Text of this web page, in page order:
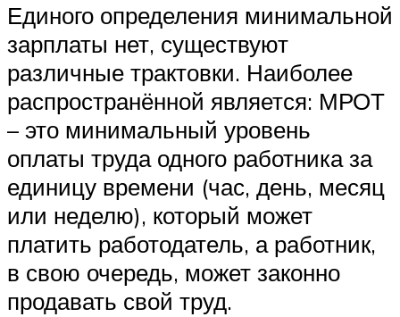
Единого определения минимальной
зарплаты нет, существуют
различные трактовки. Наиболее
распространённой является: МРОТ
– это минимальный уровень
оплаты труда одного работника за
единицу времени (час, день, месяц
или неделю), который может
платить работодатель, а работник,
в свою очередь, может законно
продавать свой труд.